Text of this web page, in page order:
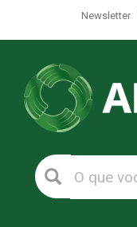
Newsletter